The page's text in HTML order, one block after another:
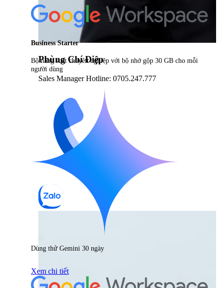
Phùng Chí Điệp
Sales Manager Hotline: 0705.247.777
Business Starter
Bộ năng suất chuyên nghiệp với bộ nhớ gộp 30 GB cho mỗi
người dùng
Dùng thử Gemini 30 ngày
Xem chi tiết